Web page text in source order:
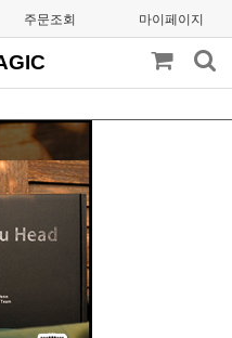
주문조회 마이페이지